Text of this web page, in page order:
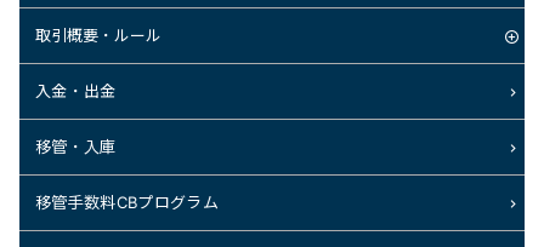
取引概要・ルール
入金・出金
移管・入庫
移管手数料CBプログラム